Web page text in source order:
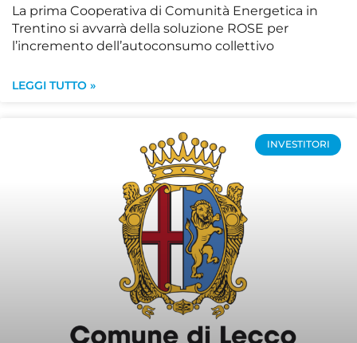
La prima Cooperativa di Comunità Energetica in
Trentino si avvarrà della soluzione ROSE per
l’incremento dell’autoconsumo collettivo
LEGGI TUTTO »
INVESTITORI